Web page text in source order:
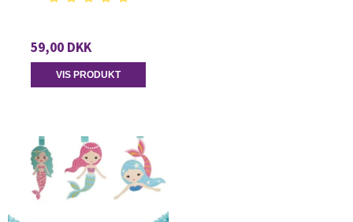
59,00 DKK
VIS PRODUKT